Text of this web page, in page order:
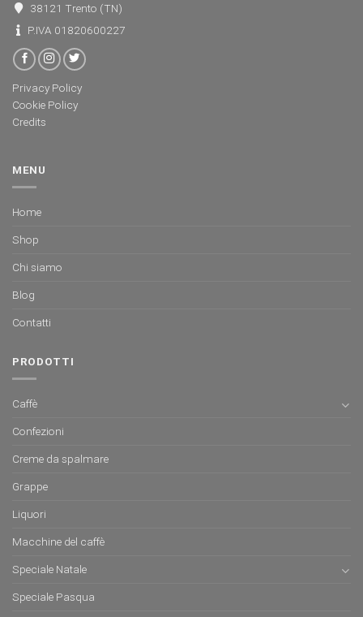
38121 Trento (TN)
P.IVA 01820600227
Privacy Policy
Cookie Policy
Credits
MENU
Home
Shop
Chi siamo
Blog
Contatti
PRODOTTI
Caffè
Confezioni
Creme da spalmare
Grappe
Liquori
Macchine del caffè
Speciale Natale
Speciale Pasqua